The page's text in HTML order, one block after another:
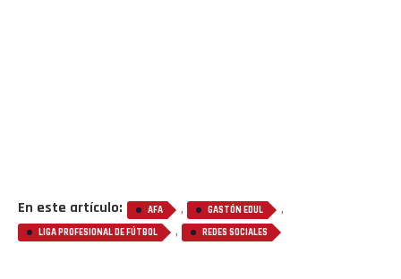
En este artículo: AFA , GASTÓN EDUL ,
LIGA PROFESIONAL DE FÚTBOL , REDES SOCIALES